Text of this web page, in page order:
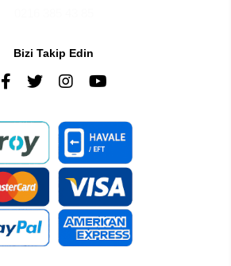
Bizi Takip Edin